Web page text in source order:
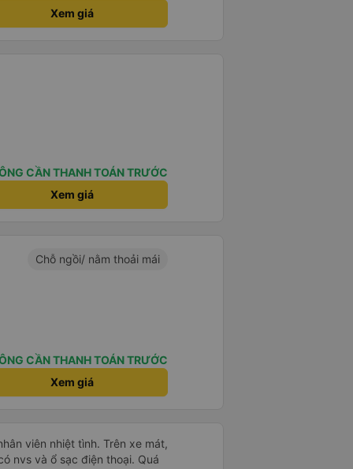
Xem giá
CẦN THANH TOÁN TRƯỚC
Xem giá
Chỗ ngồi/ nằm thoải mái
CẦN THANH TOÁN TRƯỚC
Xem giá
viên nhiệt tình. Trên xe mát,
nvs và ổ sạc điện thoại. Quá